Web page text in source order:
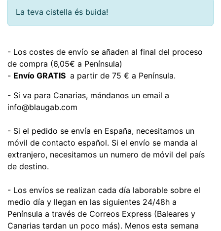
La teva cistella és buida!
- Los costes de envío se añaden al final del proceso
de compra (6,05€ a Península)
- Envío GRATIS a partir de 75 € a Península.
- Si va para Canarias, mándanos un email a
info@blaugab.com
- Si el pedido se envía en España, necesitamos un
móvil de contacto español. Si el envío se manda al
extranjero, necesitamos un numero de móvil del país
de destino.
- Los envíos se realizan cada día laborable sobre el
medio día y llegan en las siguientes 24/48h a
Península a través de Correos Express (Baleares y
Canarias tardan un poco más). Menos esta semana